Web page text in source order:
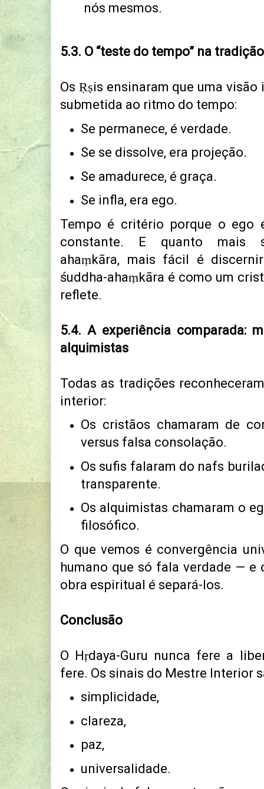
nós mesmos.
5.3. O “teste do tempo” na
Os Ṛṣis ensinaram que uma
submetida ao ritmo do tempo:
Se permanece, é verdade.
Se se dissolve, era projeção.
Se amadurece, é graça.
Se infla, era ego.
Tempo é critério porque o ego
constante. E quanto mais
ahaṃkāra, mais fácil é
śuddha-ahaṃkāra é como um
reflete.
5.4. A experiência comparada:
alquimistas
Todas as tradições
interior:
Os cristãos chamaram de
versus falsa consolação.
Os sufis falaram do nafs
transparente.
Os alquimistas chamaram o
filosófico.
O que vemos é convergência
humano que só fala verdade —
obra espiritual é separá-los.
Conclusão
O Hṛdaya-Guru nunca fere a
fere. Os sinais do Mestre Interior
simplicidade,
clareza,
paz,
universalidade.